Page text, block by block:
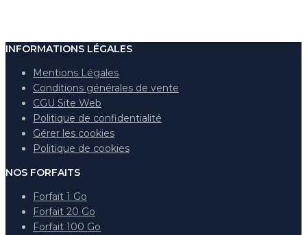
INFORMATIONS LÉGALES
Mentions Légales
Conditions générales de vente
CGU Site Web
Politique de confidentialité
Gérer les cookies
Politique de cookies
NOS FORFAITS
Forfait 1 Go
Forfait 20 Go
Forfait 100 Go